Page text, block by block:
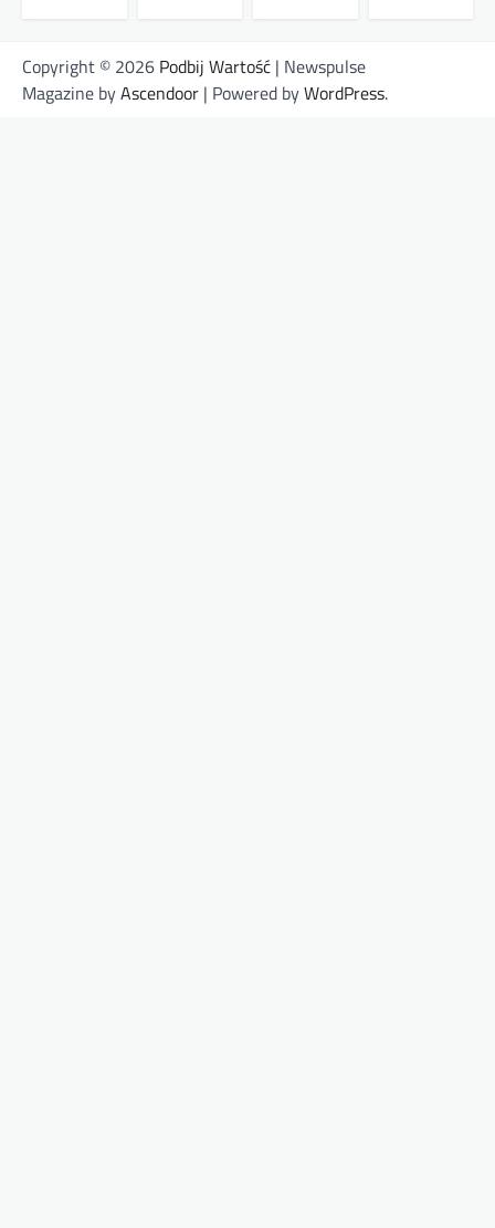
Copyright © 2026 Podbij Wartość | Newspulse
Magazine byAscendoor | Powered byWordPress.